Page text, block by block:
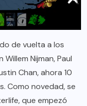
de vuelta a los
Nijman, Paul
Chan, ahora 10
Como novedad, se
que empezó